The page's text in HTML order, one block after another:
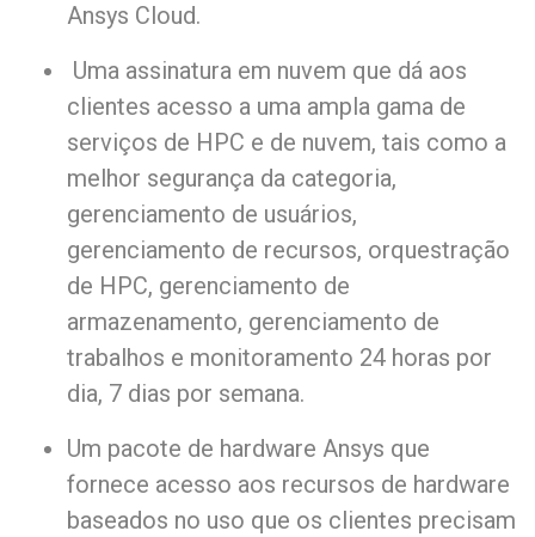
Ansys Cloud.
Uma assinatura em nuvem que dá aos
clientes acesso a uma ampla gama de
serviços de HPC e de nuvem, tais como a
melhor segurança da categoria,
gerenciamento de usuários,
gerenciamento de recursos, orquestração
de HPC, gerenciamento de
armazenamento, gerenciamento de
trabalhos e monitoramento 24 horas por
dia, 7 dias por semana.
Um pacote de hardware Ansys que
fornece acesso aos recursos de hardware
baseados no uso que os clientes precisam